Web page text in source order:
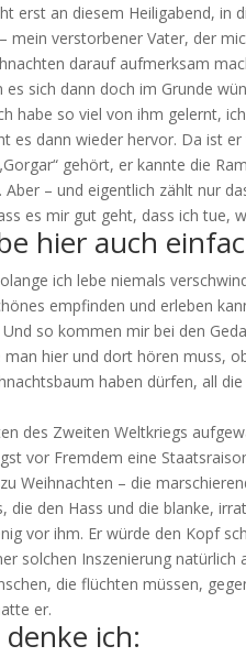
erst an diesem Heiligabend,
mein verstorbener Vater, der
darauf aufmerksam
sich dann doch im Grunde
habe so viel von ihm gelernt,
es dann wieder hervor. Da ist
gehört, er kannte die
Aber – und eigentlich zählt nur
es mir gut geht, dass ich tue,
hier auch
ich lebe niemals
empfinden und erleben
so kommen mir bei den
man hier und dort hören muss,
haben dürfen, all
des Zweiten Weltkriegs
vor Fremdem eine
Weihnachten – die
die den Hass und die blanke,
vor ihm. Er würde den Kopf
solchen Inszenierung
die flüchten müssen,
er.
ich: